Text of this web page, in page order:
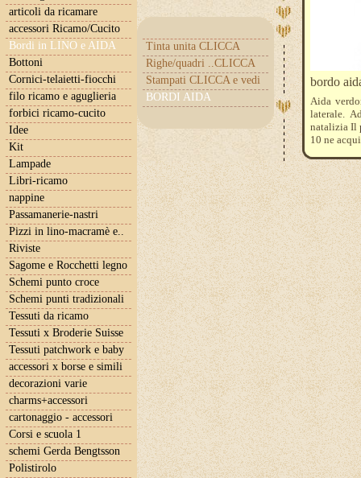
articoli da ricamare
accessori Ricamo/Cucito
Bordi in LINO e AIDA
Tinta unita CLICCA
Righe/quadri ..CLICCA
Stampati CLICCA e vedi
BORDI AIDA
Bottoni
Cornici-telaietti-fiocchi
filo ricamo e aguglieria
forbici ricamo-cucito
Idee
Kit
Lampade
Libri-ricamo
nappine
Passamanerie-nastri
Pizzi in lino-macramè e..
Riviste
Sagome e Rocchetti legno
Schemi punto croce
Schemi punti tradizionali
Tessuti da ricamo
Tessuti x Broderie Suisse
Tessuti patchwork e baby
accessori x borse e simili
decorazioni varie
charms+accessori
cartonaggio - accessori
Corsi e scuola 1
schemi Gerda Bengtsson
Polistirolo
bordo
Aida
laterale.
natalizia Il
10 ne